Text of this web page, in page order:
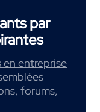
par
entreprise
forums,